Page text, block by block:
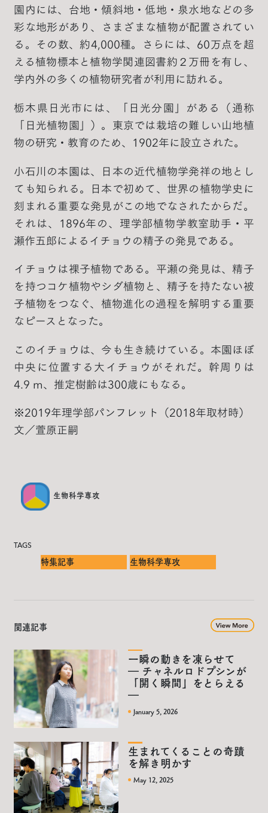
園内には、台地・傾斜地・低地・泉水地などの多
彩な地形があり、さまざまな植物が配置されてい
る。その数、約4,000種。さらには、60万点を超
える植物標本と植物学関連図書約２万冊を有し、
学内外の多くの植物研究者が利用に訪れる。
栃木県日光市には、「日光分園」がある（通称
「日光植物園」）。東京では栽培の難しい山地植
物の研究・教育のため、1902年に設立された。
小石川の本園は、日本の近代植物学発祥の地とし
ても知られる。日本で初めて、世界の植物学史に
刻まれる重要な発見がこの地でなされたからだ。
それは、1896年の、理学部植物学教室助手・平
瀬作五郎によるイチョウの精子の発見である。
イチョウは裸子植物である。平瀬の発見は、精子
を持つコケ植物やシダ植物と、精子を持たない被
子植物をつなぐ、植物進化の過程を解明する重要
なピースとなった。
このイチョウは、今も生き続けている。本園ほぼ
中央に位置する大イチョウがそれだ。幹周りは
4.9 m、推定樹齢は300歳にもなる。
※2019年理学部パンフレット（2018年取材時）
文／萱原正嗣
生物科学専攻
TAGS
特集記事 生物科学専攻
関連記事
一瞬の動きを凍らせて
― チャネルロドプシンが
「開く瞬間」をとらえる
―
January 5, 2026
生まれてくることの奇蹟
を解き明かす
May 12, 2025